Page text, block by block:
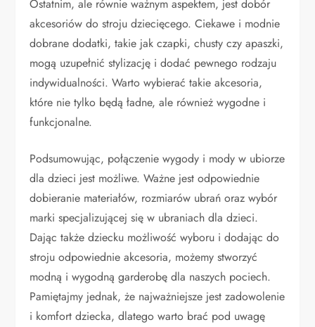
Ostatnim, ale równie ważnym aspektem, jest dobór
akcesoriów do stroju dziecięcego. Ciekawe i modnie
dobrane dodatki, takie jak czapki, chusty czy apaszki,
mogą uzupełnić stylizację i dodać pewnego rodzaju
indywidualności. Warto wybierać takie akcesoria,
które nie tylko będą ładne, ale również wygodne i
funkcjonalne.
Podsumowując, połączenie wygody i mody w ubiorze
dla dzieci jest możliwe. Ważne jest odpowiednie
dobieranie materiałów, rozmiarów ubrań oraz wybór
marki specjalizującej się w ubraniach dla dzieci.
Dając także dziecku możliwość wyboru i dodając do
stroju odpowiednie akcesoria, możemy stworzyć
modną i wygodną garderobę dla naszych pociech.
Pamiętajmy jednak, że najważniejsze jest zadowolenie
i komfort dziecka, dlatego warto brać pod uwagę